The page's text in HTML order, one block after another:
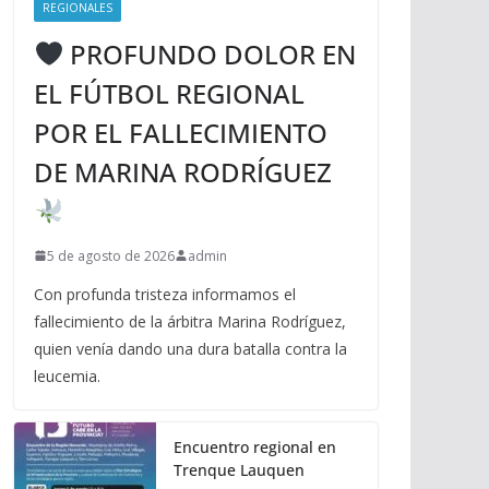
REGIONALES
PROFUNDO DOLOR EN
EL FÚTBOL REGIONAL
POR EL FALLECIMIENTO
DE MARINA RODRÍGUEZ
5 de agosto de 2026 admin
Con profunda tristeza informamos el
fallecimiento de la árbitra Marina Rodríguez,
quien venía dando una dura batalla contra la
leucemia.
Encuentro regional en
Trenque Lauquen